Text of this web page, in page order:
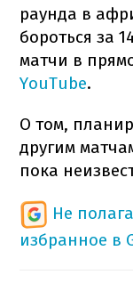
раунда в
бороться за
матчи в
YouTube.
О том,
другим
пока
Не
избранное в